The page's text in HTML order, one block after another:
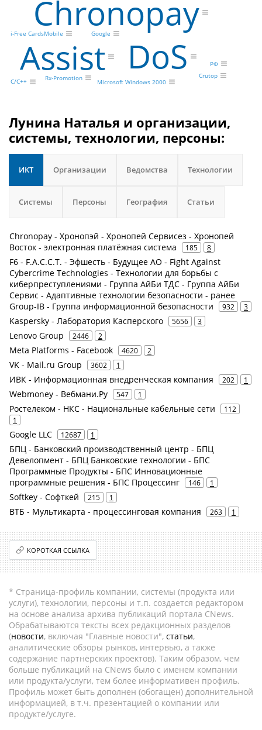
Chronopay
Assist DoS
i-Free CardsMobile Google
C/C++ Rx-Promotion Microsoft Windows 2000
Crutop
РФ
Лунина Наталья и организации,
системы, технологии, персоны:
ИКТ Организации Ведомства Технологии
Системы Персоны География Статьи
Chronopay - Хронопэй - Хронопей Сервисез - Хронопей
Восток - электронная платёжная система
185 8
F6 - F.A.С.С.T. - Эфшесть - Будущее АО - Fight Against
Cybercrime Technologies - Технологии для борьбы с
киберпреступлениями - Группа АйБи ТДС - Группа АйБи
Сервис - Адаптивные технологии безопасности - ранее
Group-IB - Группа информационной безопасности
932 3
Kaspersky - Лаборатория Касперского 5656 3
Lenovo Group 2446 2
Meta Platforms - Facebook 4620 2
VK - Mail.ru Group 3602 1
ИВК - Информационная внедренческая компания 202 1
Webmoney - Вебмани.Ру 547 1
Ростелеком - НКС - Национальные кабельные сети
112
1
Google LLC 12687 1
БПЦ - Банковский производственный центр - БПЦ
Девелопмент - БПЦ Банковские технологии - БПС
Программные Продукты - БПС Инновационные
программные решения - БПС Процессинг
146 1
Softkey - Софткей 215 1
ВТБ - Мультикарта - процессинговая компания 263 1
КОРОТКАЯ ССЫЛКА
* Страница-профиль компании, системы (продукта или
услуги), технологии, персоны и т.п. создается редактором
на основе анализа архива публикаций портала CNews.
Обрабатываются тексты всех редакционных разделов
(новости, включая "Главные новости", статьи,
аналитические обзоры рынков, интервью, а также
содержание партнёрских проектов). Таким образом, чем
больше публикаций на CNews было с именем компании
или продукта/услуги, тем более информативен профиль.
Профиль может быть дополнен (обогащен) дополнительной
информацией, в т.ч. презентацией о компании или
продукте/услуге.